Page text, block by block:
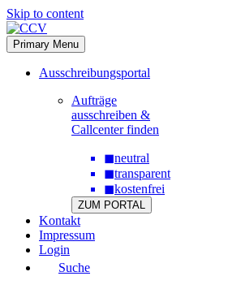
Skip to content
Primary Menu
Ausschreibungsportal
Aufträge
ausschreiben &
Callcenter finden
◼neutral
◼transparent
◼kostenfrei
ZUM PORTAL
Kontakt
Impressum
Login
Suche